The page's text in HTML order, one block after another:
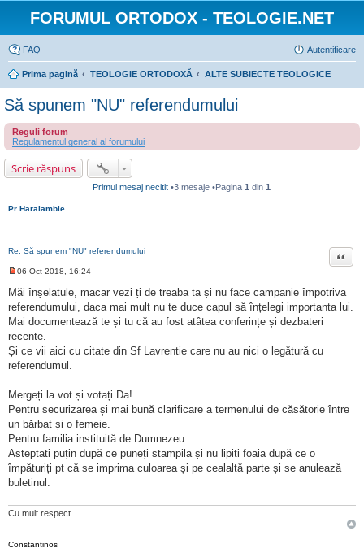
FORUMUL ORTODOX - TEOLOGIE.NET
FAQ Autentificare
Prima pagină TEOLOGIE ORTODOXĂ ALTE SUBIECTE TEOLOGICE
Să spunem "NU" referendumului
Reguli forum
Regulamentul general al forumului
Scrie răspuns
Primul mesaj necitit •3 mesaje •Pagina1 din1
Pr Haralambie
Re: Să spunem "NU" referendumului Citat
e
s
a
n
e
t
06 Oct 2018, 16:24
Măi înșelatule, macar vezi ți de treaba ta și nu face campanie împotriva
referendumului, daca mai mult nu te duce capul să înțelegi importanta lui.
Mai documentează te și tu că au fost atâtea conferințe și dezbateri
recente.
Și ce vii aici cu citate din Sf Lavrentie care nu au nici o legătură cu
referendumul.
Mergeți la vot și votați Da!
Pentru securizarea și mai bună clarificare a termenului de căsătorie între
un bărbat și o femeie.
Pentru familia instituită de Dumnezeu.
Asteptati puțin după ce puneți stampila și nu lipiti foaia după ce o
împăturiți pt că se imprima culoarea și pe cealaltă parte și se anulează
buletinul.
Cu mult respect.
Constantinos